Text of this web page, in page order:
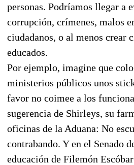
personas. Podríamos llegar a
corrupción, crímenes, malos
ciudadanos, o al menos crear
educados.
Por ejemplo, imagine que
ministerios públicos unos
favor no coimee a los
sugerencia de Shirleys, su
oficinas de la Aduana: No
contrabando. Y en el Senado
educación de Filemón Escóbar